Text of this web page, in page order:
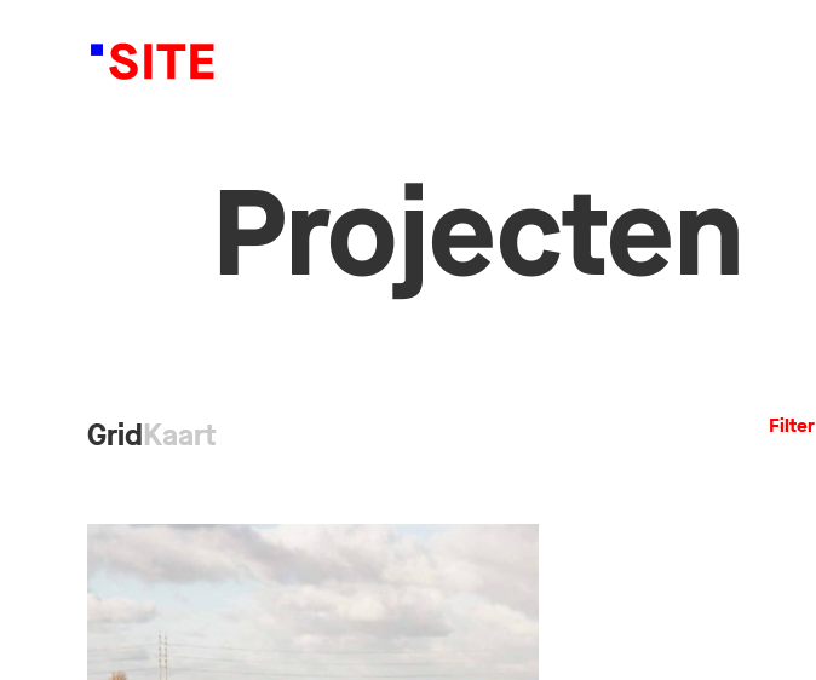
Projecten
GridKaart Filter